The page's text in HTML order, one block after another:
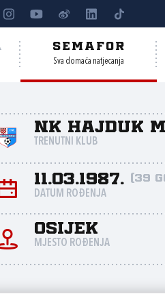
SEMAFOR
Sva domaća natjecanja
NK Hajduk
TRENUTNI KLUB
11.03.1987. (39
DATUM ROĐENJA
Osijek
MJESTO ROĐENJA